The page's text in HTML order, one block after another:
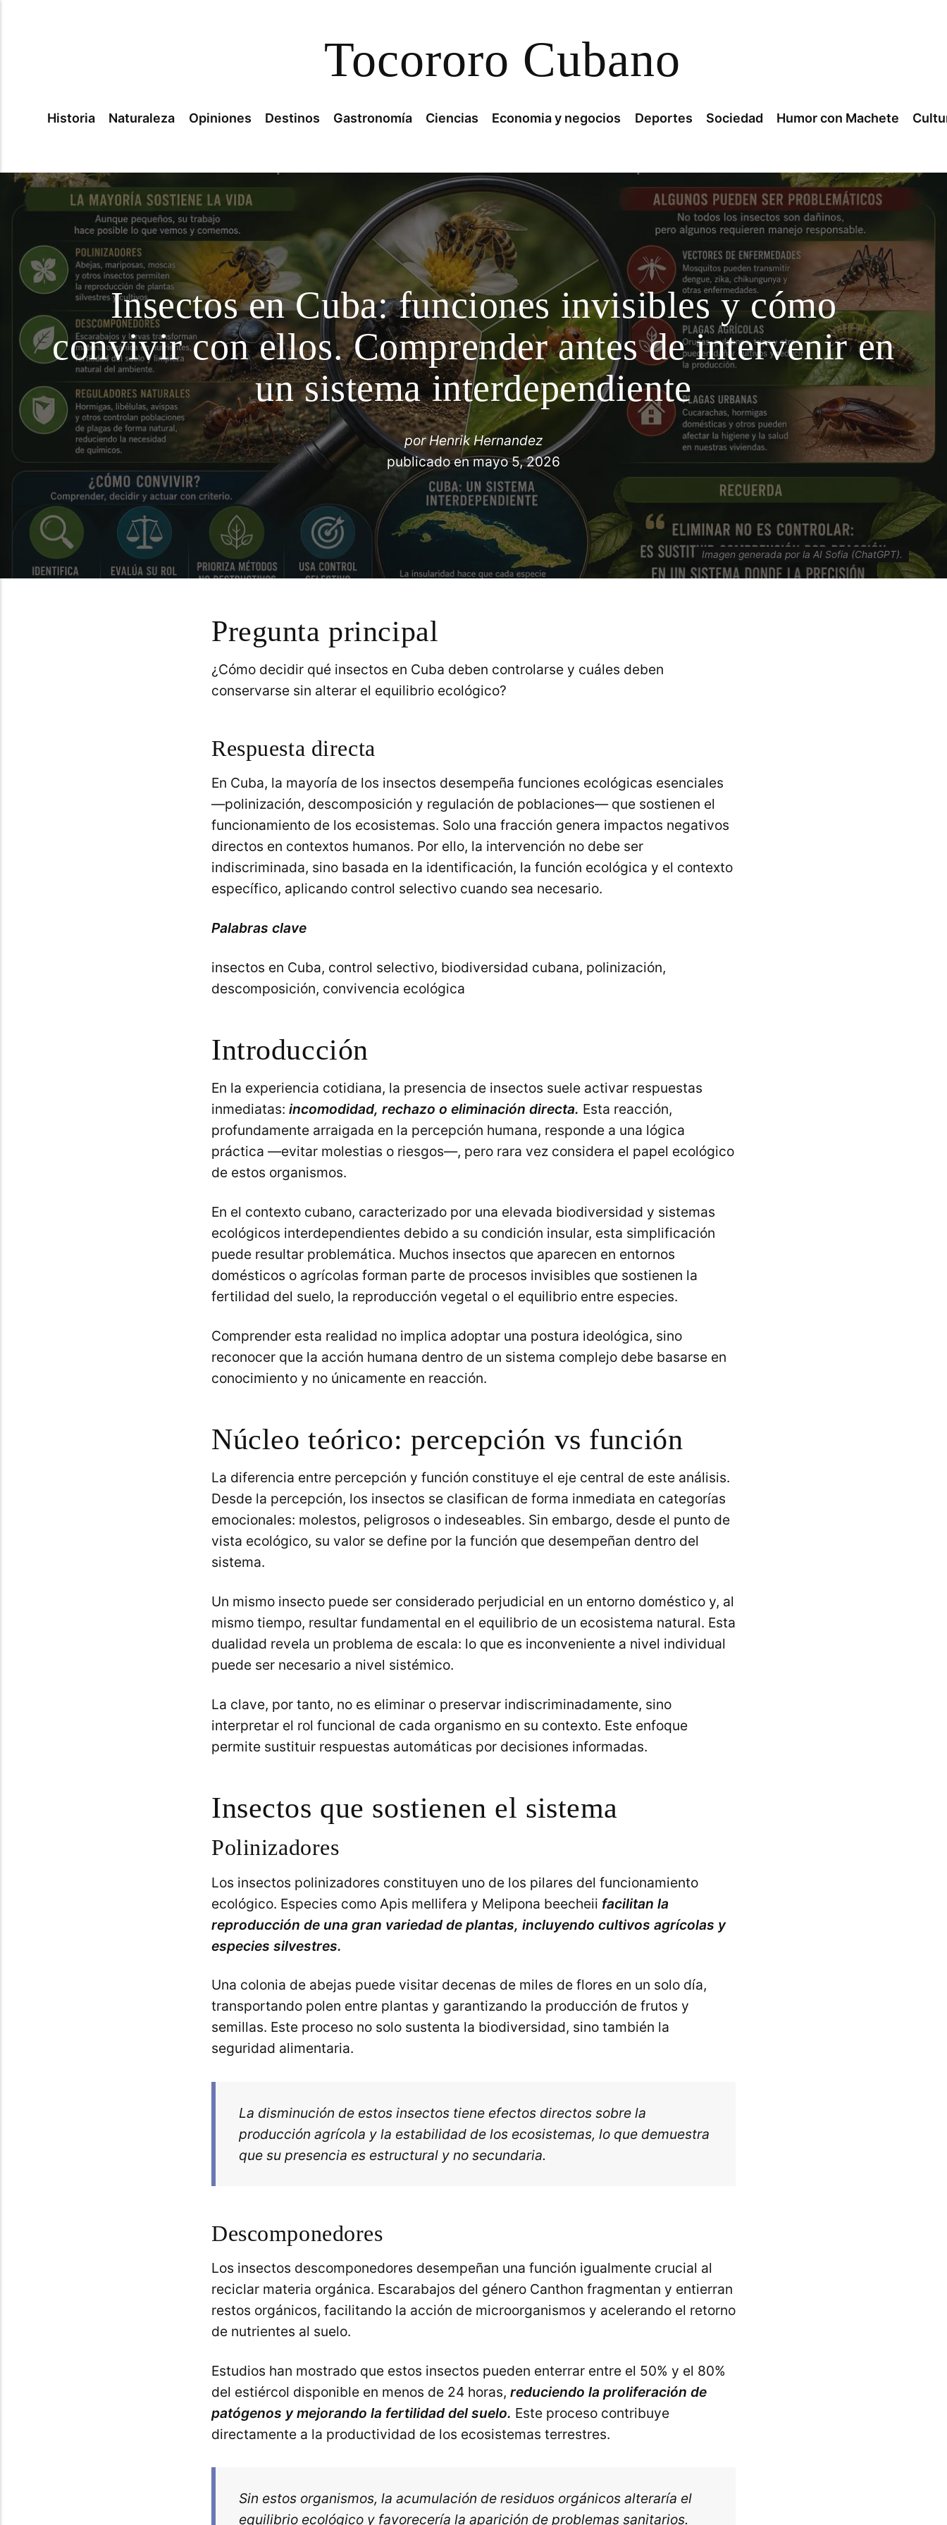
Tocororo Cubano
Historia Naturaleza Opiniones Destinos Gastronomía Ciencias Economia y negocios Deportes Sociedad Humor con Machete
Insectos en Cuba: funciones invisibles y cómo
convivir con ellos. Comprender antes de intervenir en
un sistema interdependiente
porHenrik Hernandez
publicado enmayo 5, 2026
Imagen generada por la AI Sofia (ChatGPT).
Pregunta principal
¿Cómo decidir qué insectos en Cuba deben controlarse y cuáles deben
conservarse sin alterar el equilibrio ecológico?
Respuesta directa
En Cuba, la mayoría de los insectos desempeña funciones ecológicas esenciales
—polinización, descomposición y regulación de poblaciones— que sostienen el
funcionamiento de los ecosistemas. Solo una fracción genera impactos negativos
directos en contextos humanos. Por ello, la intervención no debe ser
indiscriminada, sino basada en la identificación, la función ecológica y el contexto
específico, aplicando control selectivo cuando sea necesario.
Palabras clave
insectos en Cuba, control selectivo, biodiversidad cubana, polinización,
descomposición, convivencia ecológica
Introducción
En la experiencia cotidiana, la presencia de insectos suele activar respuestas
inmediatas: incomodidad, rechazo o eliminación directa. Esta reacción,
profundamente arraigada en la percepción humana, responde a una lógica
práctica —evitar molestias o riesgos—, pero rara vez considera el papel ecológico
de estos organismos.
En el contexto cubano, caracterizado por una elevada biodiversidad y sistemas
ecológicos interdependientes debido a su condición insular, esta simplificación
puede resultar problemática. Muchos insectos que aparecen en entornos
domésticos o agrícolas forman parte de procesos invisibles que sostienen la
fertilidad del suelo, la reproducción vegetal o el equilibrio entre especies.
Comprender esta realidad no implica adoptar una postura ideológica, sino
reconocer que la acción humana dentro de un sistema complejo debe basarse en
conocimiento y no únicamente en reacción.
Núcleo teórico: percepción vs función
La diferencia entre percepción y función constituye el eje central de este análisis.
Desde la percepción, los insectos se clasifican de forma inmediata en categorías
emocionales: molestos, peligrosos o indeseables. Sin embargo, desde el punto de
vista ecológico, su valor se define por la función que desempeñan dentro del
sistema.
Un mismo insecto puede ser considerado perjudicial en un entorno doméstico y, al
mismo tiempo, resultar fundamental en el equilibrio de un ecosistema natural. Esta
dualidad revela un problema de escala: lo que es inconveniente a nivel individual
puede ser necesario a nivel sistémico.
La clave, por tanto, no es eliminar o preservar indiscriminadamente, sino
interpretar el rol funcional de cada organismo en su contexto. Este enfoque
permite sustituir respuestas automáticas por decisiones informadas.
Insectos que sostienen el sistema
Polinizadores
Los insectos polinizadores constituyen uno de los pilares del funcionamiento
ecológico. Especies como Apis mellifera y Melipona beecheii facilitan la
reproducción de una gran variedad de plantas, incluyendo cultivos agrícolas y
especies silvestres.
Una colonia de abejas puede visitar decenas de miles de flores en un solo día,
transportando polen entre plantas y garantizando la producción de frutos y
semillas. Este proceso no solo sustenta la biodiversidad, sino también la
seguridad alimentaria.
La disminución de estos insectos tiene efectos directos sobre la
producción agrícola y la estabilidad de los ecosistemas, lo que demuestra
que su presencia es estructural y no secundaria.
Descomponedores
Los insectos descomponedores desempeñan una función igualmente crucial al
reciclar materia orgánica. Escarabajos del género Canthon fragmentan y entierran
restos orgánicos, facilitando la acción de microorganismos y acelerando el retorno
de nutrientes al suelo.
Estudios han mostrado que estos insectos pueden enterrar entre el 50% y el 80%
del estiércol disponible en menos de 24 horas, reduciendo la proliferación de
patógenos y mejorando la fertilidad del suelo. Este proceso contribuye
directamente a la productividad de los ecosistemas terrestres.
Sin estos organismos, la acumulación de residuos orgánicos alteraría el
equilibrio ecológico y favorecería la aparición de problemas sanitarios.